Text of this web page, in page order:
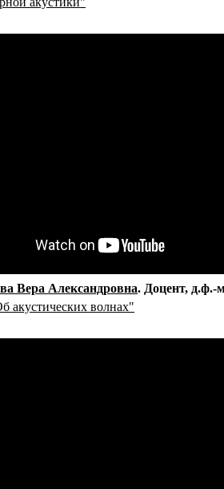
Вера Александровна Доцент д.ф.-
акустических волнах"